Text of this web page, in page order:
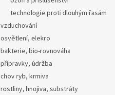
technologie proti dlouhým řasám
vzduchování
osvětlení, elekro
bakterie, bio-rovnováha
přípravky, údržba
chov ryb, krmiva
rostliny, hnojiva, substráty